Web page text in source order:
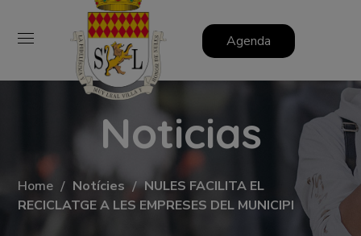
Agenda
Noticias
Home Notícies
NULES FACILITA EL
RECICLATGE A LES EMPRESES DEL MUNICIPI